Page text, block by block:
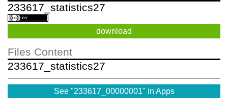
233617_statistics27
download
Files Content
233617_statistics27
See "233617_00000001" in Apps